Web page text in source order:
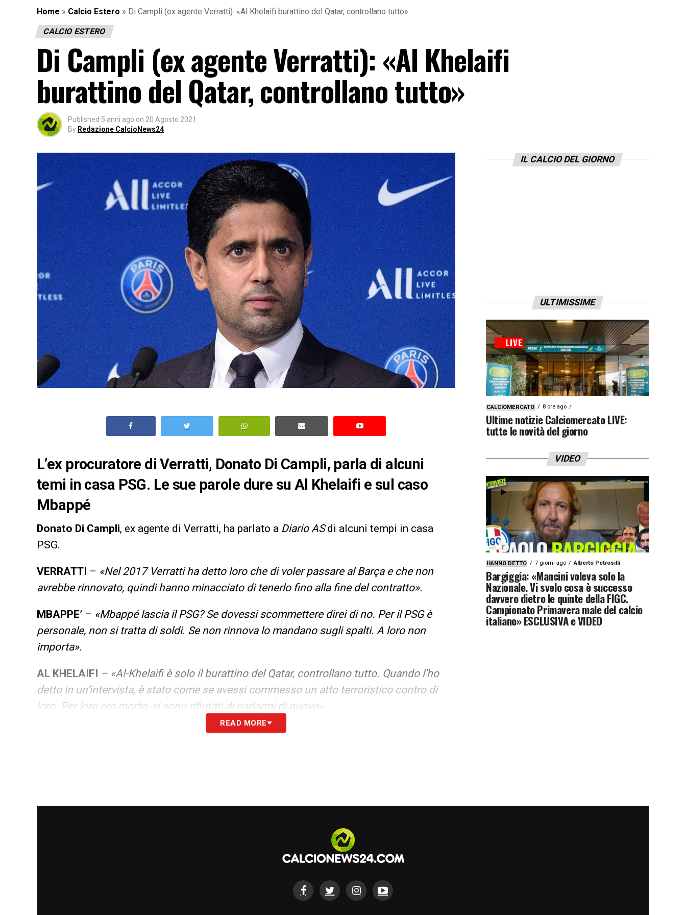
Home » Calcio Estero » Di Campli (ex agente Verratti): «Al Khelaifi burattino del Qatar, controllano tutto»
CALCIO ESTERO
Di Campli (ex agente Verratti): «Al Khelaifi
burattino del Qatar, controllano tutto»
Published 5 anni ago on 20 Agosto 2021
By Redazione CalcioNews24
L’ex procuratore di Verratti, Donato Di Campli, parla di alcuni
temi in casa PSG. Le sue parole dure su Al Khelaifi e sul caso
Mbappé
Donato Di Campli, ex agente di Verratti, ha parlato a Diario ASdi alcuni tempi in casa
PSG.
VERRATTI – «Nel 2017 Verratti ha detto loro che di voler passare al Barça e che non
avrebbe rinnovato, quindi hanno minacciato di tenerlo fino alla fine del contratto».
MBAPPE’ – «Mbappé lascia il PSG? Se dovessi scommettere direi di no. Per il PSG è
personale, non si tratta di soldi. Se non rinnova lo mandano sugli spalti. A loro non
importa».
AL KHELAIFI – «Al-Khelaifi è solo il burattino del Qatar, controllano tutto. Quando l’ho
detto in un’intervista, è stato come se avessi commesso un atto terroristico contro di
loro. Per loro ero morto, si sono rifiutati di parlarmi di nuovo».
READ MORE
IL CALCIO DEL GIORNO
ULTIMISSIME
CALCIOMERCATO 8 ore ago
Ultime notizie Calciomercato LIVE:
tutte le novità del giorno
VIDEO
HANNO DETTO 7 giorni ago Alberto Petrosilli
Bargiggia: «Mancini voleva solo la
Nazionale. Vi svelo cosa è successo
davvero dietro le quinte della FIGC.
Campionato Primavera male del calcio
italiano» ESCLUSIVA e VIDEO